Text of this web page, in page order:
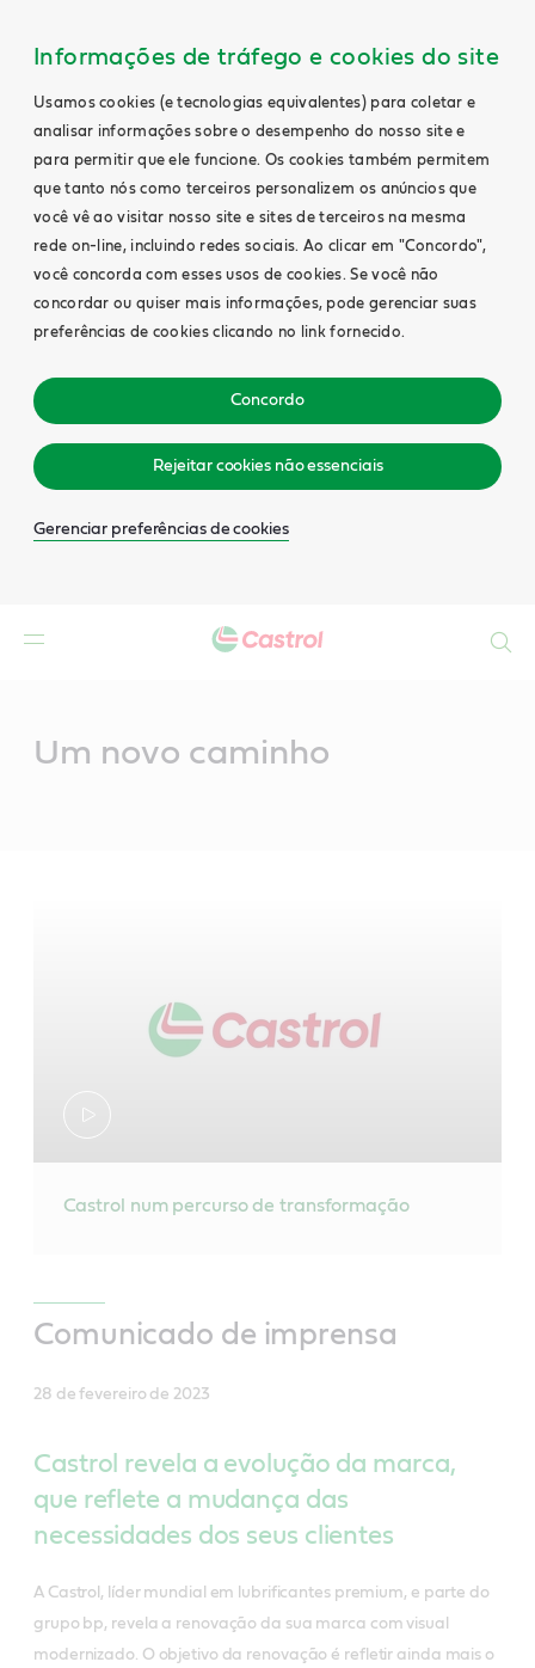
Informações de tráfego e cookies do site
Usamos cookies (e tecnologias equivalentes) para coletar e
analisar informações sobre o desempenho do nosso site e
para permitir que ele funcione. Os cookies também permitem
que tanto nós como terceiros personalizem os anúncios que
você vê ao visitar nosso site e sites de terceiros na mesma
rede on-line, incluindo redes sociais. Ao clicar em "Concordo",
você concorda com esses usos de cookies. Se você não
concordar ou quiser mais informações, pode gerenciar suas
preferências de cookies clicando no link fornecido.
Concordo
Rejeitar cookies não essenciais
Gerenciar preferências de cookies
Um novo caminho
Castrol num percurso de transformação
Comunicado de imprensa
28 de fevereiro de 2023
Castrol revela a evolução da marca,
que reflete a mudança das
necessidades dos seus clientes
A Castrol, líder mundial em lubrificantes premium, e parte do
grupo bp, revela a renovação da sua marca com visual
modernizado. O objetivo da renovação é refletir ainda mais o